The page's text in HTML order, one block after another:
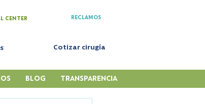
CENTER RECLAMOS
Cotizar cirugía
BLOG TRANSPARENCIA